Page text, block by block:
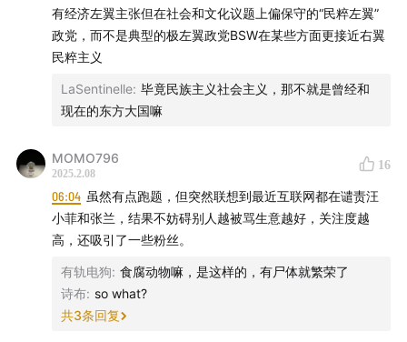
有经济左翼主张但在社会和文化议题上偏保守的“民粹左翼”
政党，而不是典型的极左翼政党BSW在某些方面更接近右翼
民粹主义
LaSentinelle: 毕竟民族主义社会主义，那不就是曾经和
现在的东方大国嘛
MOMO796
2025.2.08
16
06:04 虽然有点跑题，但突然联想到最近互联网都在谴责汪
小菲和张兰，结果不妨碍别人越被骂生意越好，关注度越
高，还吸引了一些粉丝。
有轨电狗: 食腐动物嘛，是这样的，有尸体就繁荣了
诗布: so what?
共3条回复